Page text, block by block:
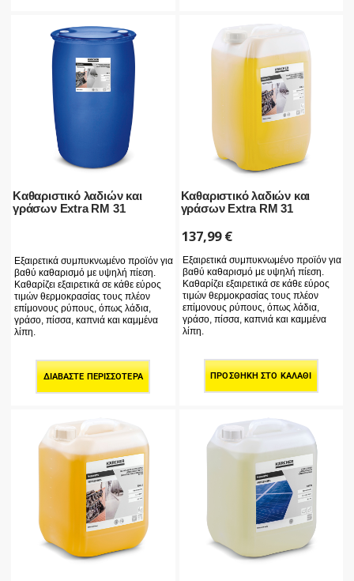
Καθαριστικό λαδιών και
γράσων Extra RM 31
Εξαιρετικά συμπυκνωμένο προϊόν για
βαθύ καθαρισμό με υψηλή πίεση.
Καθαρίζει εξαιρετικά σε κάθε εύρος
τιμών θερμοκρασίας τους πλέον
επίμονους ρύπους, όπως λάδια,
γράσο, πίσσα, καπνιά και καμμένα
λίπη.
ΔΙΑΒΆΣΤΕ ΠΕΡΙΣΣΌΤΕΡΑ
Καθαριστικό λαδιών και
γράσων Extra RM 31
137,99€
Εξαιρετικά συμπυκνωμένο προϊόν για
βαθύ καθαρισμό με υψηλή πίεση.
Καθαρίζει εξαιρετικά σε κάθε εύρος
τιμών θερμοκρασίας τους πλέον
επίμονους ρύπους, όπως λάδια,
γράσο, πίσσα, καπνιά και καμμένα
λίπη.
ΠΡΟΣΘΉΚΗ ΣΤΟ ΚΑΛΆΘΙ